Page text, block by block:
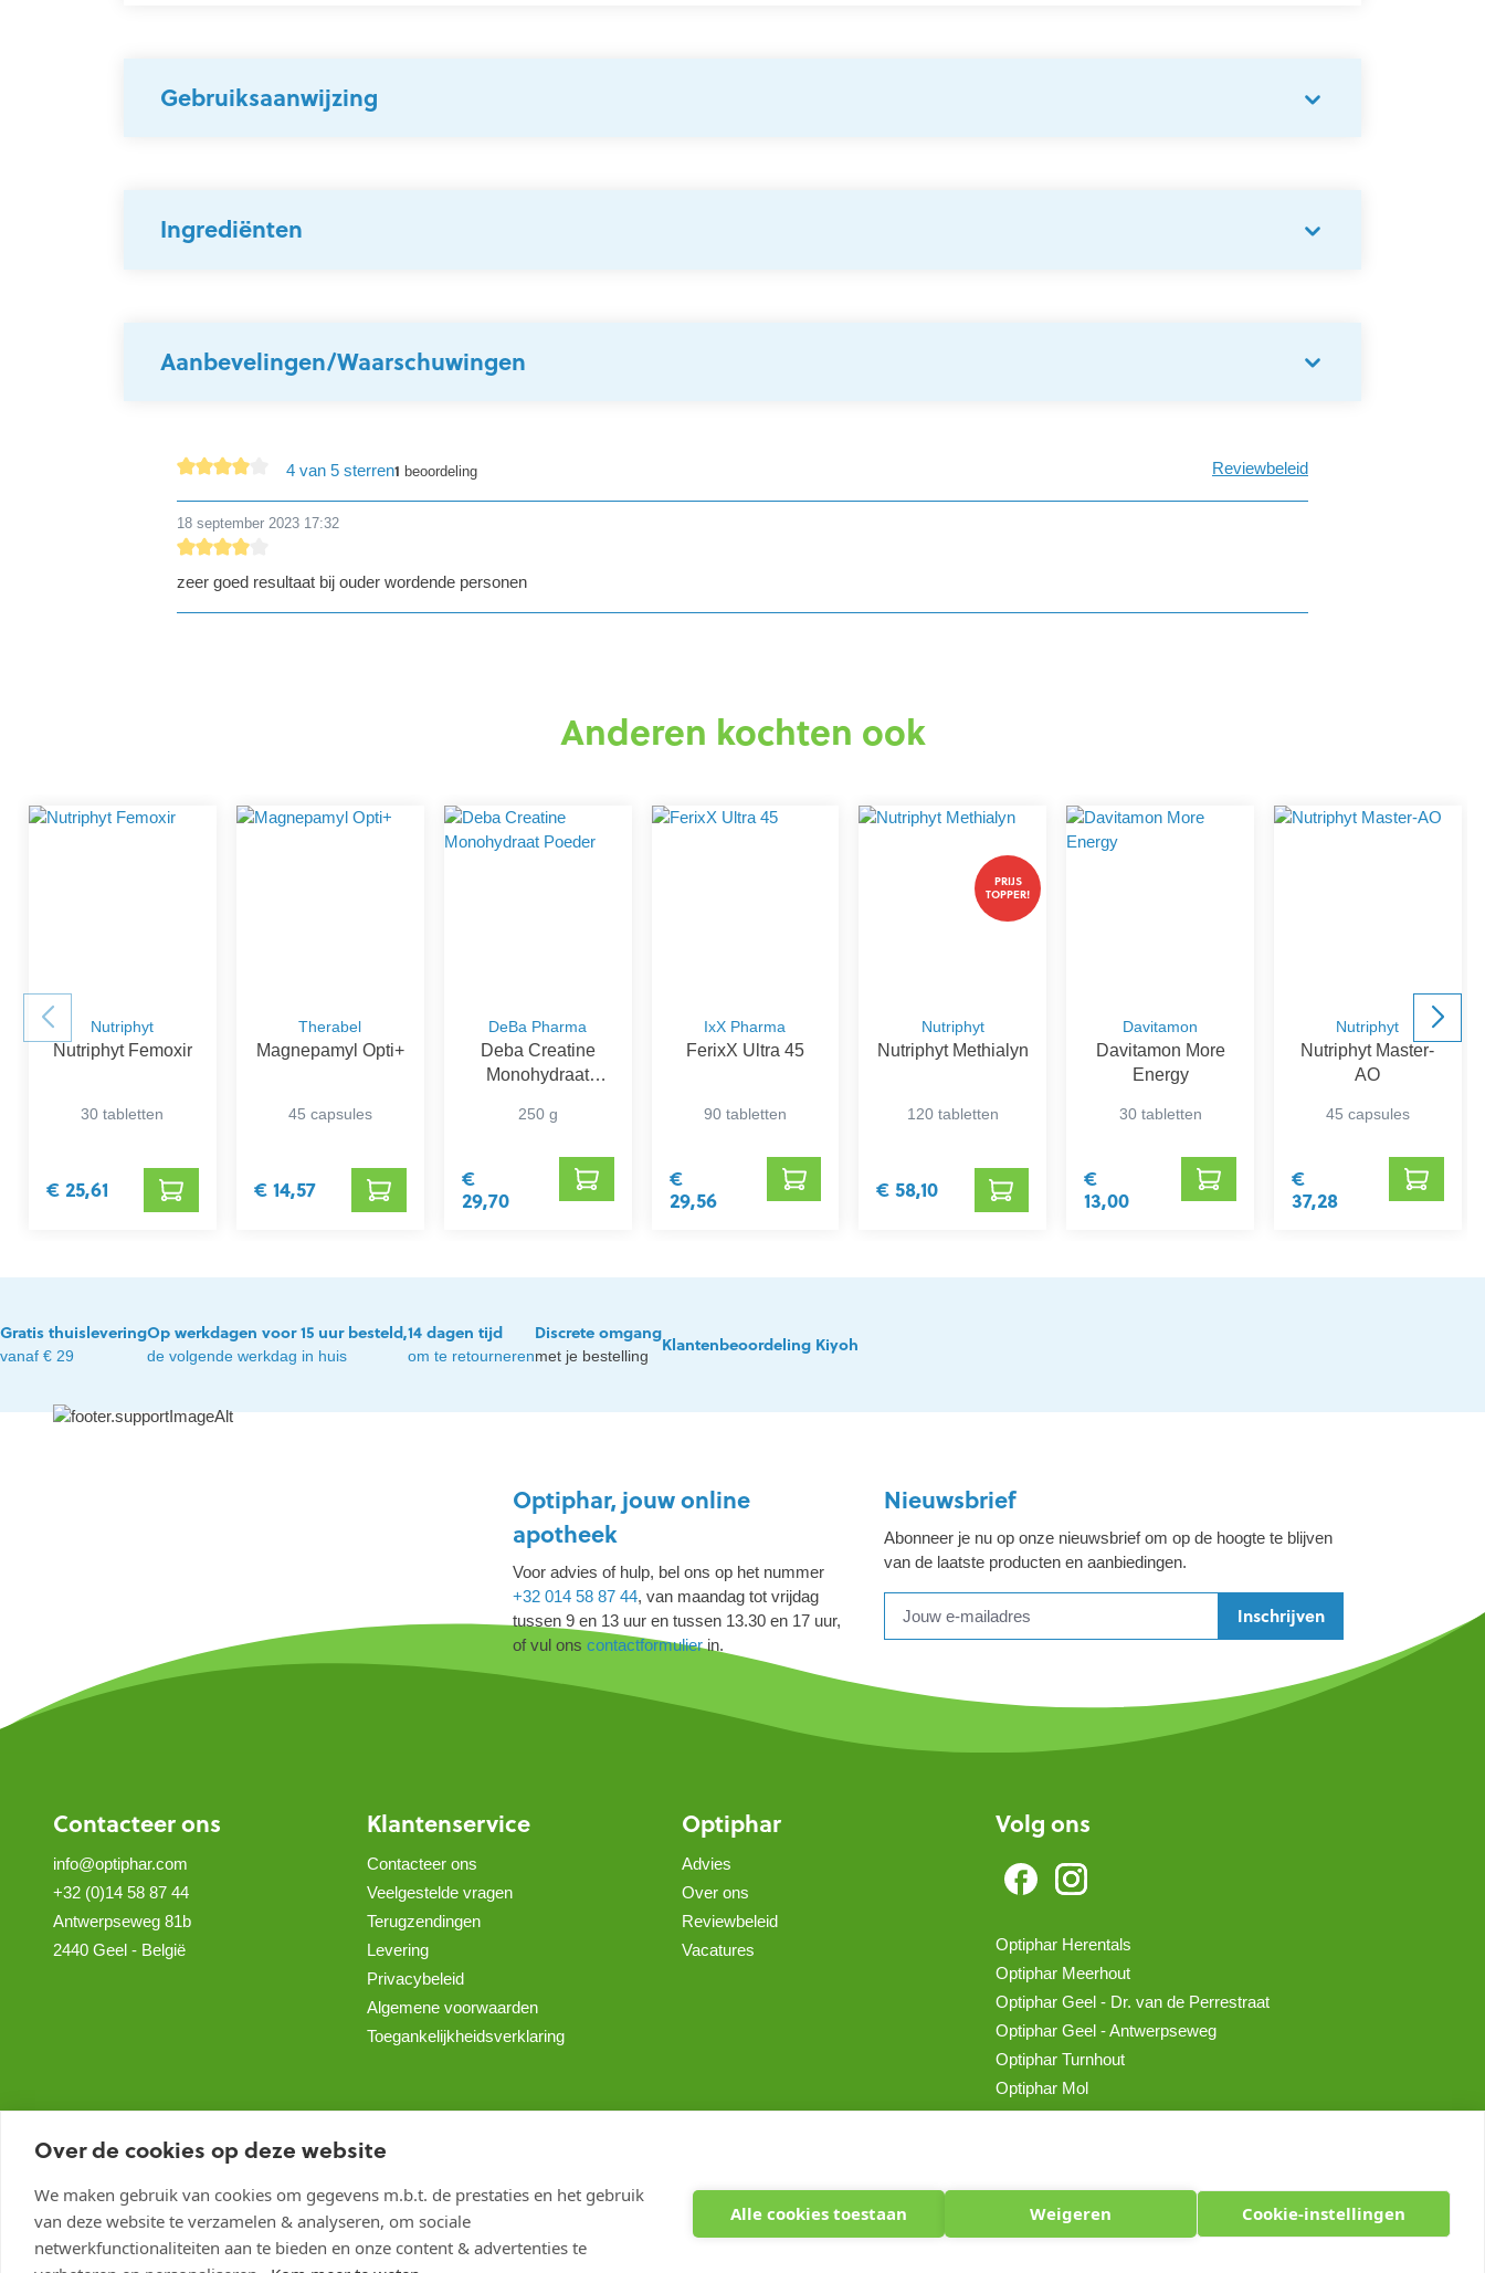
Over de cookies op deze website
We maken gebruik van cookies om gegevens m.b.t. de prestaties en het gebruik
van deze website te verzamelen & analyseren, om sociale
netwerkfunctionaliteiten aan te bieden en onze content & advertenties te
Alle cookies toestaan Weigeren Cookie-instellingen
Gebruiksaanwijzing
Ingrediënten
Aanbevelingen/Waarschuwingen
4 van 5 sterren1 beoordeling Reviewbeleid
18 september 2023 17:32
zeer goed resultaat bij ouder wordende personen
Anderen kochten ook
Nutriphyt
Nutriphyt Femoxir
30 tabletten
€ 25,61
Therabel
Magnepamyl Opti+
45 capsules
€ 14,57
DeBa Pharma
Deba Creatine
Monohydraat
250 g
€
29,70
IxX Pharma
FerixX Ultra 45
90 tabletten
€
29,56
PRIJS
TOPPER!
Nutriphyt
Nutriphyt Methialyn
120 tabletten
€ 58,10
Davitamon
Davitamon More
Energy
30 tabletten
€
13,00
Nutriphyt
Nutriphyt Master-
AO
45 capsules
€
37,28
Gratis thuislevering
vanaf € 29
Op werkdagen voor 15 uur besteld,
de volgende werkdag in huis
14 dagen tijd
om te retourneren
Discrete omgang
met je bestelling
Klantenbeoordeling Kiyoh
Optiphar, jouw online
apotheek
Voor advies of hulp, bel ons op het nummer
+32 014 58 87 44, van maandag tot vrijdag
tussen 9 en 13 uur en tussen 13.30 en 17 uur,
of vul ons contactformulierin.
Nieuwsbrief
Abonneer je nu op onze nieuwsbrief om op de hoogte te blijven
van de laatste producten en aanbiedingen.
Inschrijven
Contacteer ons
info@optiphar.com
+32 (0)14 58 87 44
Antwerpseweg 81b
2440 Geel - België
Klantenservice
Contacteer ons
Veelgestelde vragen
Terugzendingen
Levering
Privacybeleid
Algemene voorwaarden
Toegankelijkheidsverklaring
Optiphar
Advies
Over ons
Reviewbeleid
Vacatures
Volg ons
Optiphar Herentals
Optiphar Meerhout
Optiphar Geel - Dr. van de Perrestraat
Optiphar Geel - Antwerpseweg
Optiphar Turnhout
Optiphar Mol